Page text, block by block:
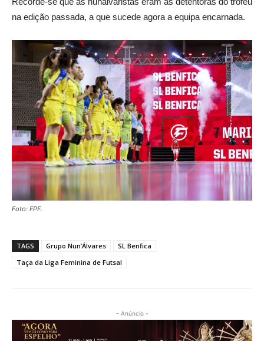
na edição passada, a que sucede agora a equipa encarnada.
Foto: FPF.
TAGS Grupo Nun’Álvares
SL Benfica
Taça da Liga Feminina de Futsal
- Anúncio -